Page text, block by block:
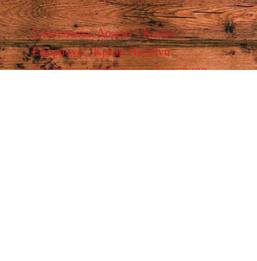
Συσκευασία: Δοχείο 5 Κιλών
Εφαρμογές: Κρέμα Πραλίνα
Σοκολάτας ψησίματος,  ιδανική για